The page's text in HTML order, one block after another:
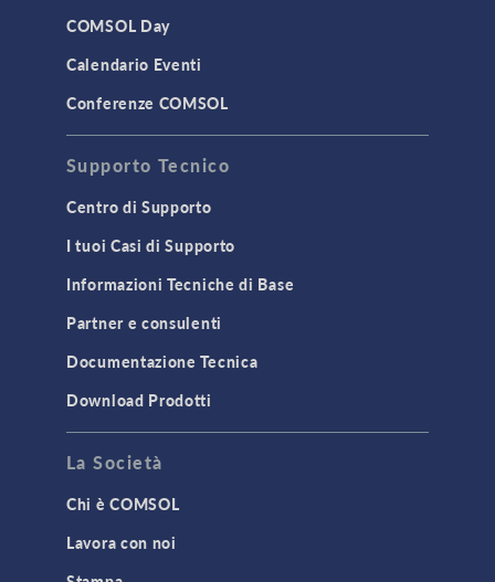
COMSOL Day
Calendario Eventi
Conferenze COMSOL
Supporto Tecnico
Centro di Supporto
I tuoi Casi di Supporto
Informazioni Tecniche di Base
Partner e consulenti
Documentazione Tecnica
Download Prodotti
La Società
Chi è COMSOL
Lavora con noi